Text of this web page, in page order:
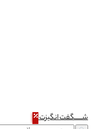
شـــــگفتانگیزت